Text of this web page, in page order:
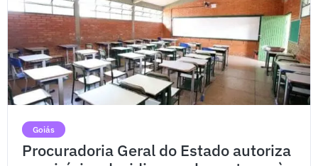
Goiás
Procuradoria Geral do Estado autoriza